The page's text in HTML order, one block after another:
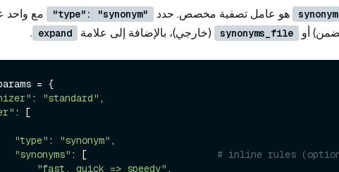
synonym هو عامل تصفية مخصص. حدد "type": "synonym" مع واحد
أو synonyms_file (خارجي)، بالإضافة إلى علامة expand
.
= {
: "standard" ,
: [
"type" : "synonym" ,
"synonyms" : [ # inline rules
"fast, quick => speedy" ,